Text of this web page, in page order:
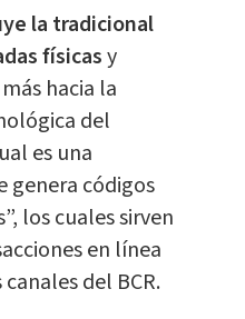
la tradicional
físicasy
hacia la
del
es una
genera códigos
los cuales sirven
en línea
del BCR.